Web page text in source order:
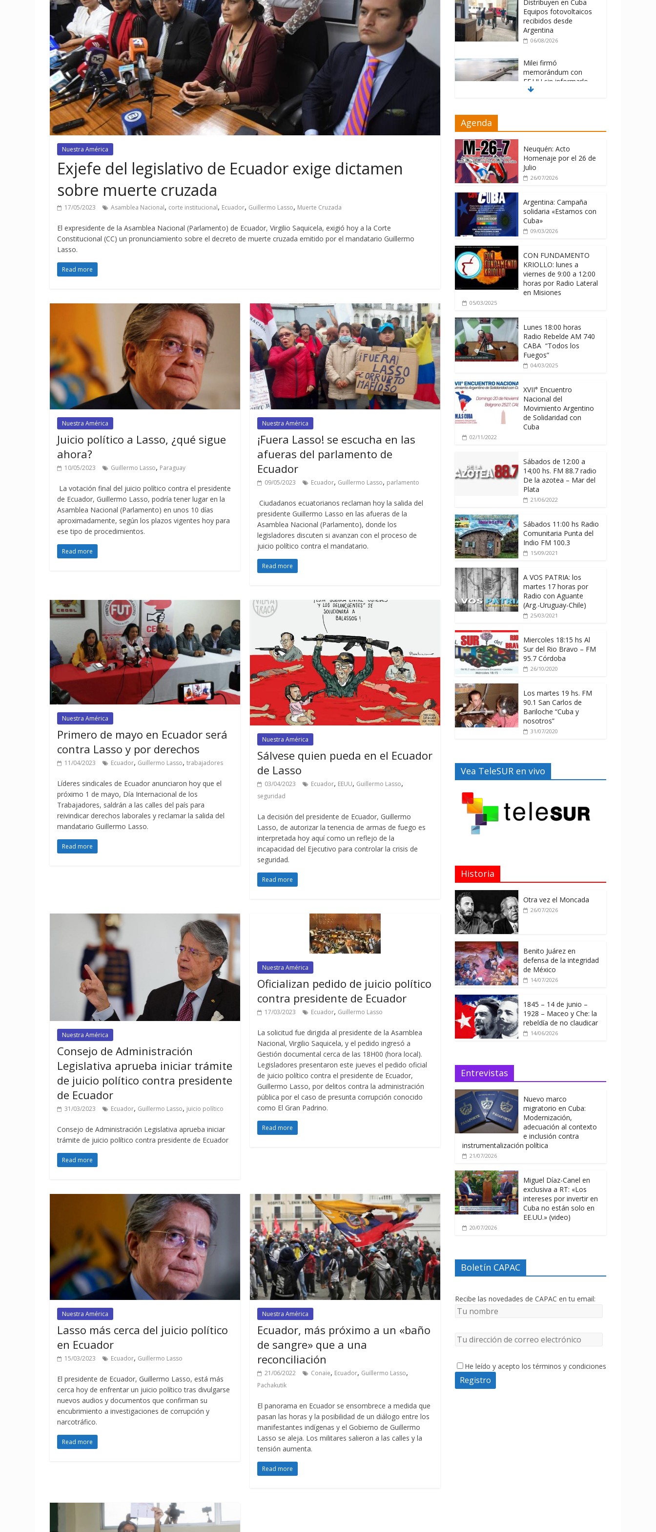
Nuestra América
Exjefe del legislativo de Ecuador exige dictamen
sobre muerte cruzada
17/05/2023 Asamblea Nacional, corte institucional, Ecuador, Guillermo Lasso, Muerte Cruzada
El expresidente de la Asamblea Nacional (Parlamento) de Ecuador, Virgilio Saquicela, exigió hoy a la Corte
Constitucional (CC) un pronunciamiento sobre el decreto de muerte cruzada emitido por el mandatario Guillermo
Lasso.
Read more
Nuestra América
Juicio político a Lasso, ¿qué sigue
ahora?
10/05/2023 Guillermo Lasso, Paraguay
La votación final del juicio político contra el presidente
de Ecuador, Guillermo Lasso, podría tener lugar en la
Asamblea Nacional (Parlamento) en unos 10 días
aproximadamente, según los plazos vigentes hoy para
ese tipo de procedimientos.
Read more
Nuestra América
¡Fuera Lasso! se escucha en las
afueras del parlamento de
Ecuador
09/05/2023 Ecuador, Guillermo Lasso, parlamento
Ciudadanos ecuatorianos reclaman hoy la salida del
presidente Guillermo Lasso en las afueras de la
Asamblea Nacional (Parlamento), donde los
legisladores discuten si avanzan con el proceso de
juicio político contra el mandatario.
Read more
Nuestra América
Primero de mayo en Ecuador será
contra Lasso y por derechos
11/04/2023 Ecuador, Guillermo Lasso, trabajadores
Líderes sindicales de Ecuador anunciaron hoy que el
próximo 1 de mayo, Día Internacional de los
Trabajadores, saldrán a las calles del país para
reivindicar derechos laborales y reclamar la salida del
mandatario Guillermo Lasso.
Read more
Nuestra América
Sálvese quien pueda en el Ecuador
de Lasso
03/04/2023 Ecuador, EEUU, Guillermo Lasso,
seguridad
La decisión del presidente de Ecuador, Guillermo
Lasso, de autorizar la tenencia de armas de fuego es
interpretada hoy aquí como un reflejo de la
incapacidad del Ejecutivo para controlar la crisis de
seguridad.
Read more
Nuestra América
Consejo de Administración
Legislativa aprueba iniciar trámite
de juicio político contra presidente
de Ecuador
31/03/2023 Ecuador, Guillermo Lasso, juicio político
Consejo de Administración Legislativa aprueba iniciar
trámite de juicio político contra presidente de Ecuador
Read more
Nuestra América
Oficializan pedido de juicio político
contra presidente de Ecuador
17/03/2023 Ecuador, Guillermo Lasso
La solicitud fue dirigida al presidente de la Asamblea
Nacional, Virgilio Saquicela, y el pedido ingresó a
Gestión documental cerca de las 18H00 (hora local).
Legisladores presentaron este jueves el pedido oficial
de juicio político contra el presidente de Ecuador,
Guillermo Lasso, por delitos contra la administración
pública por el caso de presunta corrupción conocido
como El Gran Padrino.
Read more
Nuestra América
Lasso más cerca del juicio político
en Ecuador
15/03/2023 Ecuador, Guillermo Lasso
El presidente de Ecuador, Guillermo Lasso, está más
cerca hoy de enfrentar un juicio político tras divulgarse
nuevos audios y documentos que confirman su
encubrimiento a investigaciones de corrupción y
narcotráfico.
Read more
Nuestra América
Ecuador, más próximo a un «baño
de sangre» que a una
reconciliación
21/06/2022 Conaie, Ecuador, Guillermo Lasso,
Pachakutik
El panorama en Ecuador se ensombrece a medida que
pasan las horas y la posibilidad de un diálogo entre los
manifestantes indígenas y el Gobierno de Guillermo
Lasso se aleja. Los militares salieron a las calles y la
tensión aumenta.
Read more
Distribuyen en Cuba
Equipos fotovoltaicos
recibidos desde
Argentina
06/08/2026
Milei firmó
memorándum con
EE.UU sin informarlo
04/08/2026
EEUU contra Cuba
cooperación militar con
Rusia y China
06/08/2026
Agenda
Neuquén: Acto
Homenaje por el 26 de
Julio
26/07/2026
Argentina: Campaña
solidaria «Estamos con
Cuba»
09/03/2026
CON FUNDAMENTO
KRIOLLO: lunes a
viernes de 9:00 a 12:00
horas por Radio Lateral
en Misiones
05/03/2025
Lunes 18:00 horas
Radio Rebelde AM 740
CABA “Todos los
Fuegos”
04/03/2025
XVII° Encuentro
Nacional del
Movimiento Argentino
de Solidaridad con
Cuba
02/11/2022
Sábados de 12:00 a
14;00 hs. FM 88.7 radio
De la azotea – Mar del
Plata
21/06/2022
Sábados 11:00 hs Radio
Comunitaria Punta del
Indio FM 100.3
15/09/2021
A VOS PATRIA: los
martes 17 horas por
Radio con Aguante
(Arg.-Uruguay-Chile)
25/03/2021
Miercoles 18:15 hs Al
Sur del Rio Bravo – FM
95.7 Córdoba
26/10/2020
Los martes 19 hs. FM
90.1 San Carlos de
Bariloche “Cuba y
nosotros”
31/07/2020
Vea TeleSUR en vivo
Historia
Otra vez el Moncada
26/07/2026
Benito Juárez en
defensa de la integridad
de México
14/07/2026
1845 – 14 de junio –
1928 – Maceo y Che: la
rebeldía de no claudicar
14/06/2026
Entrevistas
Nuevo marco
migratorio en Cuba:
Modernización,
adecuación al contexto
e inclusión contra
instrumentalización política
21/07/2026
Miguel Díaz-Canel en
exclusiva a RT: «Los
intereses por invertir en
Cuba no están solo en
EE.UU.» (video)
20/07/2026
Boletín CAPAC
Recibe las novedades de CAPAC en tu email:
He leído y acepto los términos y condiciones